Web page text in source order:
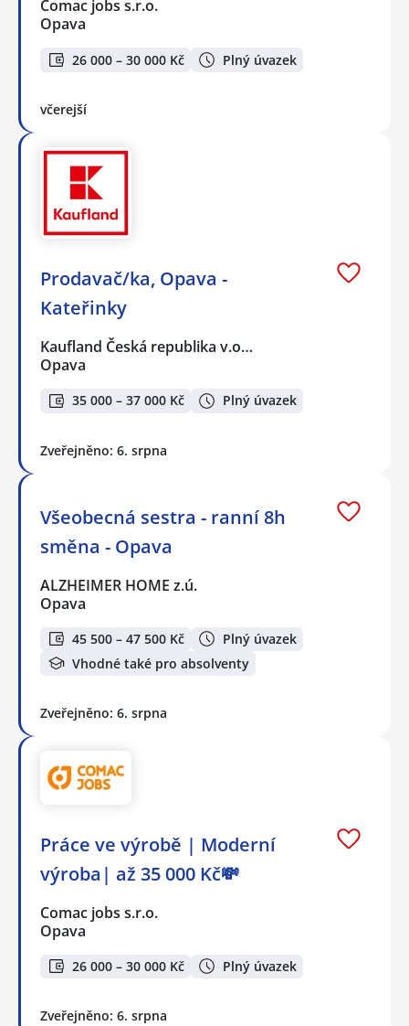
Comac jobs s.r.o.
Opava
26 000 – 30 000 Kč Plný úvazek
včerejší
Prodavač/ka, Opava -
Kateřinky
Kaufland Česká republika v.o…
Opava
35 000 – 37 000 Kč Plný úvazek
Zveřejněno: 6. srpna
Všeobecná sestra - ranní 8h
směna - Opava
ALZHEIMER HOME z.ú.
Opava
45 500 – 47 500 Kč
Plný úvazek
Vhodné také pro absolventy
Zveřejněno: 6. srpna
Práce ve výrobě | Moderní
výroba| až 35 000 Kč💸
Comac jobs s.r.o.
Opava
26 000 – 30 000 Kč Plný úvazek
Zveřejněno: 6. srpna